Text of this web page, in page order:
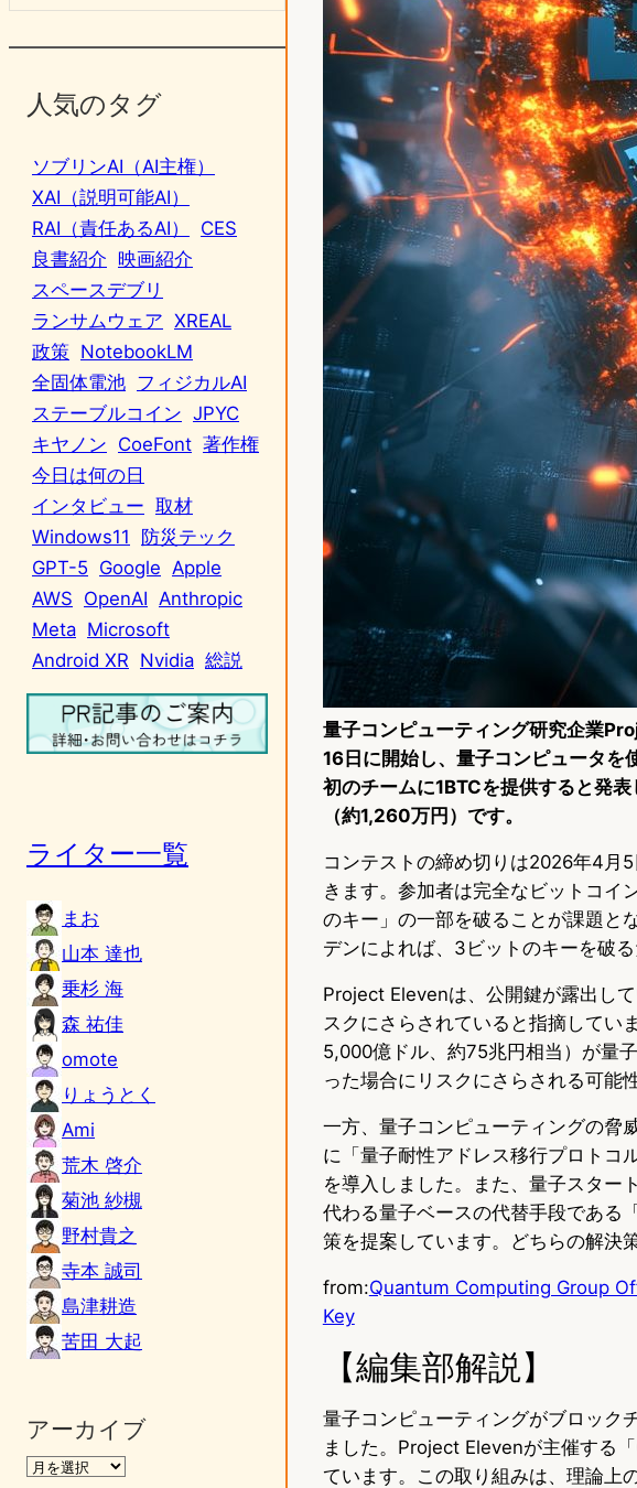
人気のタグ
ソブリンAI（AI主権）
XAI（説明可能AI）
RAI（責任あるAI）
CES
良書紹介 映画紹介
スペースデブリ
ランサムウェア XREAL
政策 NotebookLM
全固体電池 フィジカルAI
ステーブルコイン JPYC
キヤノン CoeFont 著作権
今日は何の日
インタビュー 取材
Windows11
防災テック
GPT-5 Google Apple
AWS OpenAI Anthropic
Meta Microsoft
Android XR Nvidia 総説
ライター一覧
まお
山本 達也
乗杉 海
森 祐佳
omote
りょうとく
Ami
荒木 啓介
菊池 紗槻
野村貴之
寺本 誠司
島津耕造
苦田 大起
アーカイブ
量子コンピューティング研究企業
16日に開始し、量子コンピュータを
初のチームに1BTCを提供すると発
（約1,260万円）です。
コンテストの締め切りは2026年4月
きます。参加者は完全なビットコイ
のキー」の一部を破ることが課題と
デンによれば、3ビットのキーを破
Project Elevenは、公開鍵が露出し
スクにさらされていると指摘してい
5,000億ドル、約75兆円相当）が量
った場合にリスクにさらされる可能
一方、量子コンピューティングの脅
に「量子耐性アドレス移行プロトコ
を導入しました。また、量子スター
代わる量子ベースの代替手段である
策を提案しています。どちらの解決
from:Quantum Computing Group
Key
【編集部解説】
量子コンピューティングがブロック
ました。Project Elevenが主催する
ています。この取り組みは、理論上